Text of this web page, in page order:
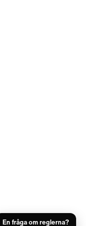
En fråga om reglerna?